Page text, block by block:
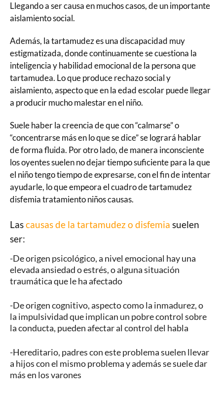
Llegando a ser causa en muchos casos, de un importante
aislamiento social.
Además, la tartamudez es una discapacidad muy
estigmatizada, donde continuamente se cuestiona la
inteligencia y habilidad emocional de la persona que
tartamudea. Lo que produce rechazo social y
aislamiento, aspecto que en la edad escolar puede llegar
a producir mucho malestar en el niño.
Suele haber la creencia de que con “calmarse” o
“concentrarse más en lo que se dice” se logrará hablar
de forma fluida. Por otro lado, de manera inconsciente
los oyentes suelen no dejar tiempo suficiente para la que
el niño tengo tiempo de expresarse, con el fin de intentar
ayudarle, lo que empeora el cuadro de tartamudez
disfemia tratamiento niños causas.
Lascausas de la tartamudez o disfemia suelen
ser:
-De origen psicológico, a nivel emocional hay una
elevada ansiedad o estrés, o alguna situación
traumática que le ha afectado
-De origen cognitivo, aspecto como la inmadurez, o
la impulsividad que implican un pobre control sobre
la conducta, pueden afectar al control del habla
-Hereditario, padres con este problema suelen llevar
a hijos con el mismo problema y además se suele dar
más en los varones